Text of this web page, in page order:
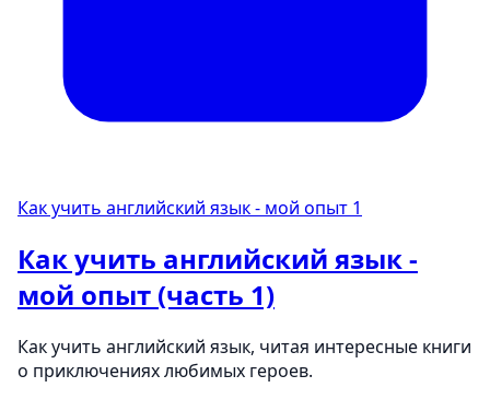
Как учить английский язык - мой опыт 1
Как учить английский язык -
мой опыт (часть 1)
Как учить английский язык, читая интересные книги
о приключениях любимых героев.